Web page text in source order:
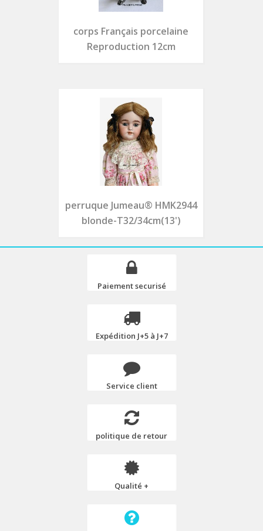
corps Français porcelaine
Reproduction 12cm
perruque Jumeau® HMK2944
blonde-T32/34cm(13')
Paiement securisé
Expédition J+5 à J+7
Service client
politique de retour
Qualité +